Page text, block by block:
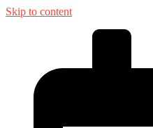
Skip to content